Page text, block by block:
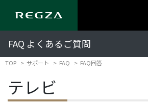
FAQ よくあるご質問
TOP サポート FAQ FAQ回答
テレビ